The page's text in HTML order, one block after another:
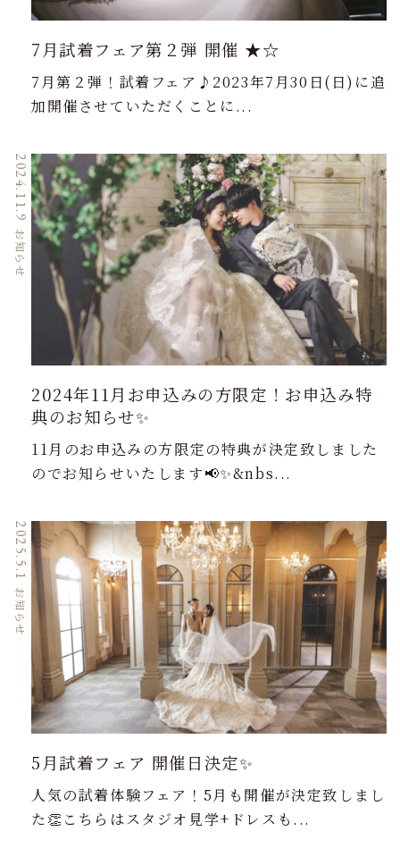
7月試着フェア第２弾 開催 ★☆
7月第２弾！試着フェア♪2023年7月30日(日)に追
加開催させていただくことに...
2024年11月お申込みの方限定！お申込み特
典のお知らせ✨
2024.11.9
お知らせ
11月のお申込みの方限定の特典が決定致しました
のでお知らせいたします📢✨&nbs...
5月試着フェア 開催日決定✨
2025.5.1
お知らせ
人気の試着体験フェア！5月も開催が決定致しまし
た👏こちらはスタジオ見学+ドレスも...